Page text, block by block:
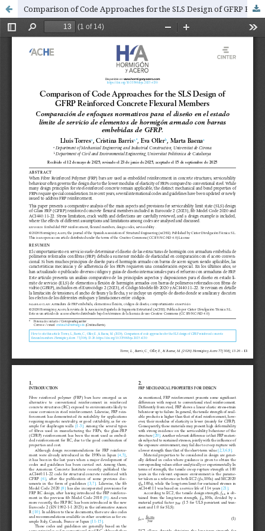
Comparison of Code Approaches for the SLS Design of GFRP Reinforced Concrete Flexural Members (Comparación de enfoques normativos para el diseño en el estado límite de servicio de elementos de hormigón armado con barras embebidas de GFRP)